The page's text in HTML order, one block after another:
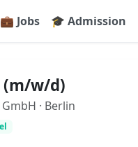
💼 Jobs 🎓 Admission
w/d)
· Berlin